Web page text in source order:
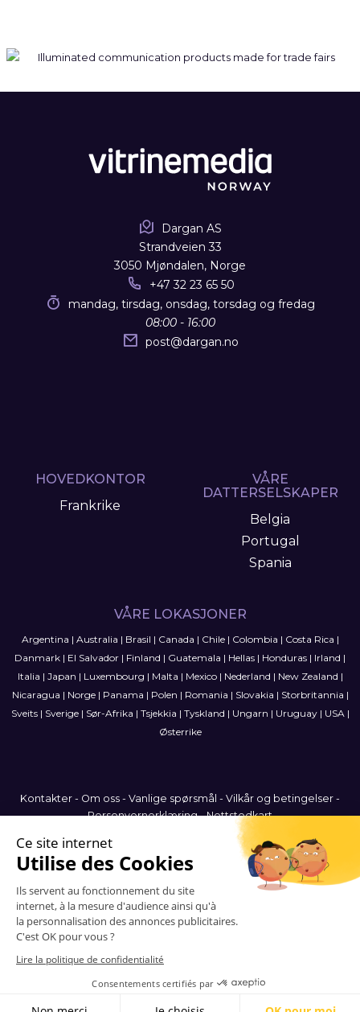
Dargan AS
Strandveien 33
3050 Mjøndalen, Norge
+47 32 23 65 50
mandag, tirsdag, onsdag, torsdag og fredag
08:00 - 16:00
post@dargan.no
HOVEDKONTOR
Frankrike
VÅRE
DATTERSELSKAPER
Belgia
Portugal
Spania
VÅRE LOKASJONER
Argentina | Australia | Brasil | Canada | Chile| Colombia | Costa Rica |
Danmark | El Salvador | Finland | Guatemala | Hellas | Honduras | Irland |
Italia | Japan | Luxembourg | Malta | Mexico| Nederland | New Zealand |
Nicaragua | Norge| Panama | Polen | Romania | Slovakia | Storbritannia |
Sveits| Sverige| Sør-Afrika | Tsjekkia | Tyskland | Ungarn | Uruguay| USA|
Østerrike
Kontakter - Om oss - Vanlige spørsmål - Vilkår og betingelser -
Personvernerklæring-Nettstedkart
Norway
© 2006-2026 Vitrinemedia -